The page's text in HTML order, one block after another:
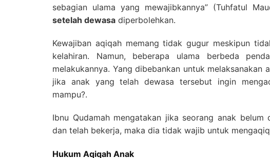
sebagian ulama yang mewajibkannya” (Tuhfatul
setelah dewasa diperbolehkan.
Kewajiban aqiqah memang tidak gugur meskipun
kelahiran. Namun, beberapa ulama berbeda
melakukannya. Yang dibebankan untuk melaksanakan
jika anak yang telah dewasa tersebut ingin
mampu?.
Ibnu Qudamah mengatakan jika seorang anak
dan telah bekerja, maka dia tidak wajib untuk
Hukum Aqiqah Anak